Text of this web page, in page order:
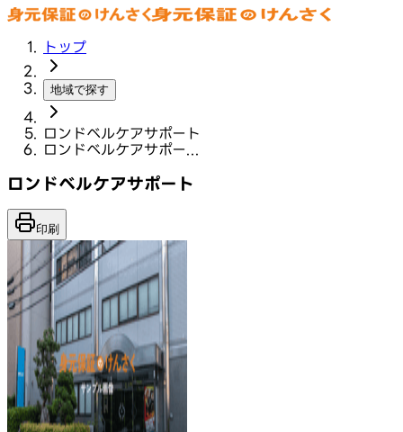
トップ
地域で探す
ロンドベルケアサポート
ロンドベルケアサポー...
ロンドベルケアサポート
印刷